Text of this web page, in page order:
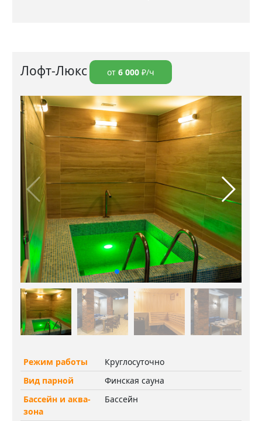
Лофт-Люкс от 6 000 ₽/ч
Режим работы
Круглосуточно
Вид парной
Финская сауна
Бассейн и аква-
зона
Бассейн